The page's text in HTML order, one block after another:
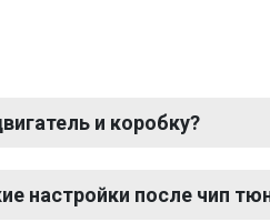
и коробку?
настройки после чип